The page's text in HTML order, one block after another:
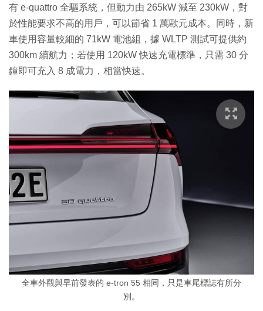
有 e-quattro 全驅系統，但動力由 265kW 減至 230kW，對
於性能要求不高的用戶，可以節省 1 萬歐元成本。同時，新
車使用容量較細的 71kW 電池組，據 WLTP 測試可提供約
300km 續航力；若使用 120kW 快速充電標準，只需 30 分
鐘即可充入 8 成電力，相當快速。
全車外觀與早前發表的 e-tron 55 相同，只是車尾標誌有所分
別。